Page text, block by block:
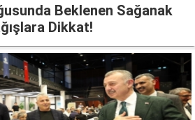
Beklenen Sağanak
Dikkat!